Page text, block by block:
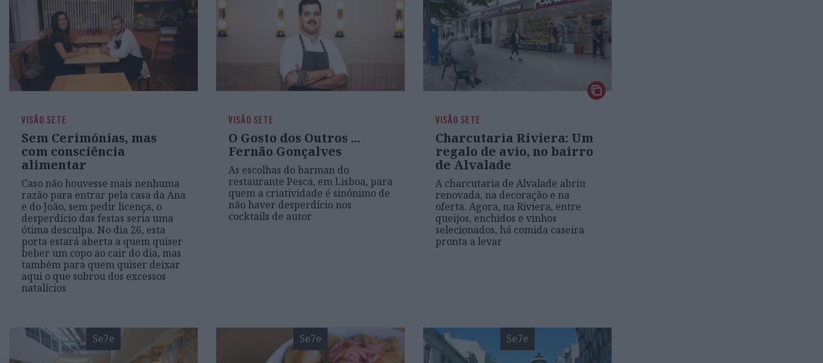
VISÃO SETE
Sem Cerimónias, mas
com consciência
alimentar
Caso não houvesse mais nenhuma
razão para entrar pela casa da Ana
e do João, sem pedir licença, o
desperdício das festas seria uma
ótima desculpa. No dia 26, esta
porta estará aberta a quem quiser
beber um copo ao cair do dia, mas
também para quem quiser deixar
aqui o que sobrou dos excessos
natalícios
VISÃO SETE
O Gosto dos Outros ...
Fernão Gonçalves
As escolhas do barman do
restaurante Pesca, em Lisboa, para
quem a criatividade é sinónimo de
não haver desperdício nos
cocktails de autor
VISÃO SETE
Charcutaria Riviera: Um
regalo de avio, no bairro
de Alvalade
A charcutaria de Alvalade abriu
renovada, na decoração e na
oferta. Agora, na Riviera, entre
queijos, enchidos e vinhos
selecionados, há comida caseira
pronta a levar
Se7e Se7e Se7e